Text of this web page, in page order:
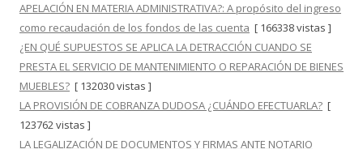
APELACIÓN EN MATERIA ADMINISTRATIVA?: A propósito del ingreso
como recaudación de los fondos de las cuenta [ 166338 vistas ]
¿EN QUÉ SUPUESTOS SE APLICA LA DETRACCIÓN CUANDO SE
PRESTA EL SERVICIO DE MANTENIMIENTO O REPARACIÓN DE BIENES
MUEBLES? [ 132030 vistas ]
LA PROVISIÓN DE COBRANZA DUDOSA ¿CUÁNDO EFECTUARLA? [
123762 vistas ]
LA LEGALIZACIÓN DE DOCUMENTOS Y FIRMAS ANTE NOTARIO